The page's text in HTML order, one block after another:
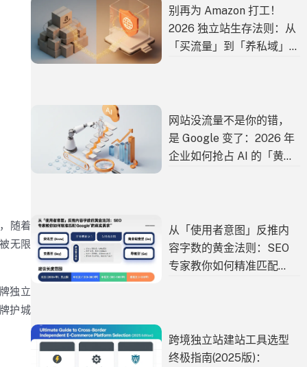
随着
无限
独立
护城
别再为 Amazon 打工！
2026 独立站生存法则：从
「买流量」到「养私域」
网站没流量不是你的错，
是 Google 变了：2026 年
企业如何抢占 AI 的「黄金
从「使用者意图」反推内
容字数的黄金法则：SEO
专家教你如何精准匹配
跨境独立站建站工具选型
终极指南(2025版)：